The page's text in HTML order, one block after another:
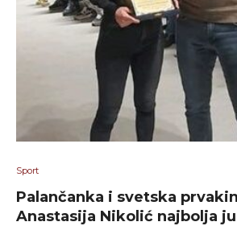
Sport
Palančanka i svetska
Anastasija Nikolić najbolja